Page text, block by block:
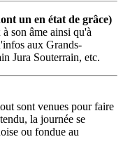
un en état de grâce)
son âme ainsi qu'à
aux Grands-
Jura Souterrain, etc.
sont venues pour faire
la journée se
ou fondue au